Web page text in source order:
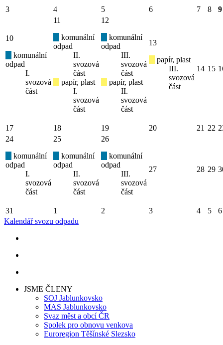
3 4 5 6 7 8 9
10
komunální
odpad
I.
svozová
část
11
komunální
odpad
II.
svozová
část
papír, plast
I.
svozová
část
12
komunální
odpad
III.
svozová
část
papír, plast
II.
svozová
část
13
papír, plast
III.
svozová
část
14 15
17 18 19 20 21 22
24
komunální
odpad
I.
svozová
část
25
komunální
odpad
II.
svozová
část
26
komunální
odpad
III.
svozová
část
27 28 29
31 1 2 3 4 5
6
Kalendář svozu odpadu
JSME ČLENY
SOJ Jablunkovsko
MAS Jablunkovsko
Svaz měst a obcí ČR
Spolek pro obnovu venkova
Euroregion Těšínské Slezsko